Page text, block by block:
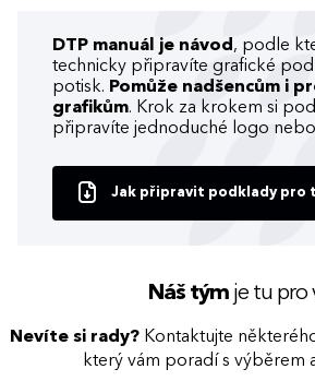
DTP manuál je návod , podle
technicky připravíte grafické
potisk. Pomůže nadšencům i
grafikům. Krok za krokem si
připravíte jednoduché logo nebo
Jak připravit podklady pro
Náš týmje tu pro
Nevíte si rady? Kontaktujte
který vám poradí s výběrem